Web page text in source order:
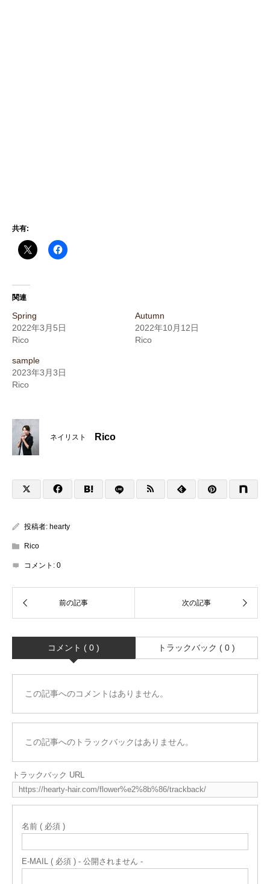
共有:
関連
Spring
2022年3月5日
Rico
Autumn
2022年10月12日
Rico
sample
2023年3月3日
Rico
ネイリスト Rico
投稿者: hearty
Rico
コメント: 0
コメント ( 0 ) トラックバック ( 0 )
この記事へのコメントはありません。
この記事へのトラックバックはありません。
トラックバック URL
名前 ( 必須 )
E-MAIL ( 必須 ) - 公開されません -